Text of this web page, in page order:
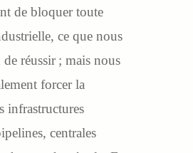
de bloquer toute
ce que nous
réussir ; mais nous
forcer la
infrastructures
centrales